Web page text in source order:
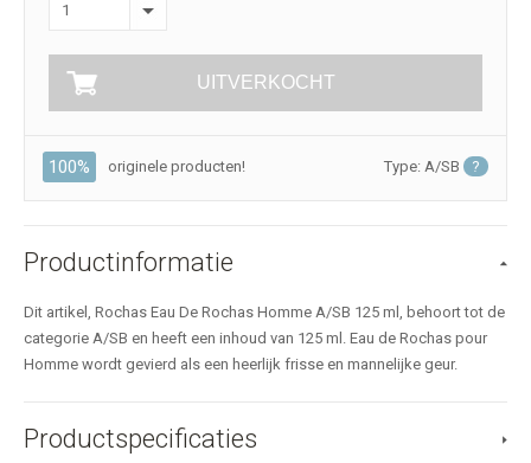
1
UITVERKOCHT
100% originele producten! Type: A/SB ?
Productinformatie
Dit artikel, Rochas Eau De Rochas Homme A/SB 125 ml, behoort tot de
categorie A/SB en heeft een inhoud van 125 ml. Eau de Rochas pour
Homme wordt gevierd als een heerlijk frisse en mannelijke geur.
Productspecificaties